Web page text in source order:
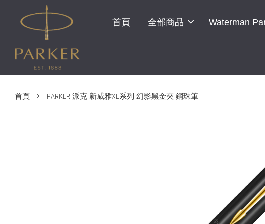
首頁 全部商品 Waterman
首頁 › PARKER 派克 新威雅XL系列 幻影黑金夾 鋼珠筆